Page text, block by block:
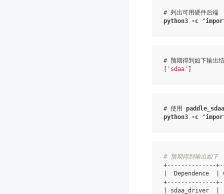
# 列出可用硬件后端
python3 -c "
# 预期得到如下输出
'sdaa'
# 使用 paddle_sdaa
python3 -c "
# 预期得到输出如下
Dependence
sdaa_driver